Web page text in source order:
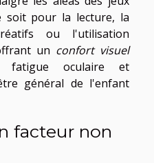
soit pour la lecture, la
ou l'utilisation
un confort visuel
fatigue oculaire et
général de l'enfant
facteur non